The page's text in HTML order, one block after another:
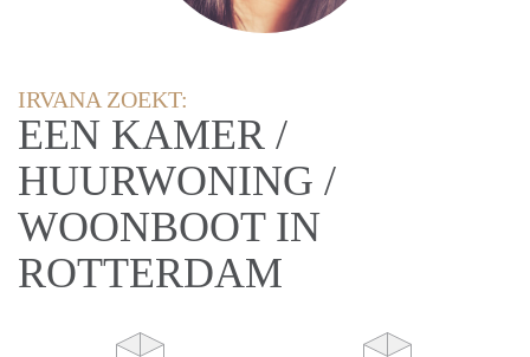
IRVANA ZOEKT:
EEN KAMER /
HUURWONING /
WOONBOOT IN
ROTTERDAM